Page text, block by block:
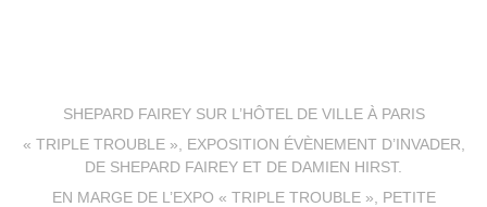
SHEPARD FAIREY SUR L’HÔTEL DE VILLE À PARIS
« TRIPLE TROUBLE », EXPOSITION ÉVÈNEMENT D’INVADER,
DE SHEPARD FAIREY ET DE DAMIEN HIRST.
EN MARGE DE L’EXPO « TRIPLE TROUBLE », PETITE